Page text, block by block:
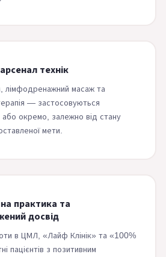
технік
лімфодренажний масаж та
— застосовуються
окремо, залежно від стану
мети.
практика та
досвід
в ЦМЛ, «Лайф Клінік» та «100%
пацієнтів з позитивним